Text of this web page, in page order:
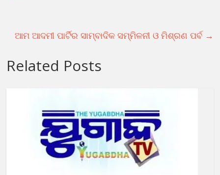
ଆମ ଆଦମୀ ପାର୍ଟିର ସାମ୍ବାଦିକ ସମ୍ମିଳନୀ ଓ ମିଶ୍ରଣ ପର୍ବ →
Related Posts